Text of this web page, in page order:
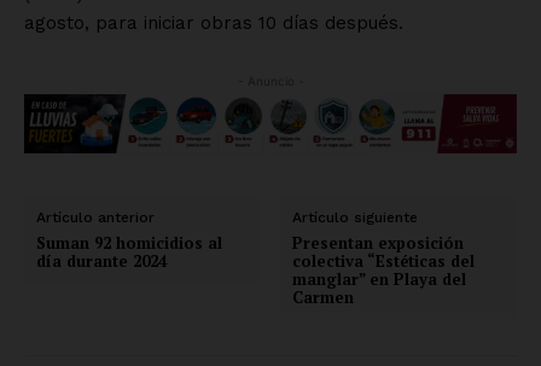
agosto, para iniciar obras 10 días después.
Artículo anterior
Suman 92 homicidios al
día durante 2024
Artículo siguiente
Presentan exposición
colectiva “Estéticas del
manglar” en Playa del
Carmen